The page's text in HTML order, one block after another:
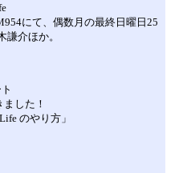
にて、偶数月の最終日曜日25
謙介ほか。
した！
のやり方」